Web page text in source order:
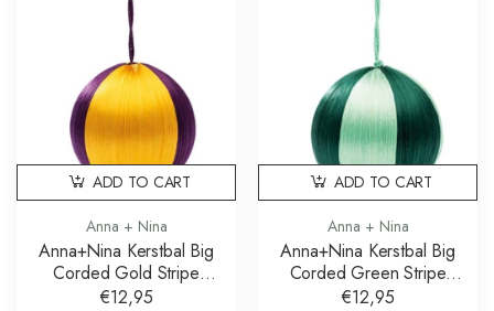
Anna + Nina
Anna+Nina Kerstbal Big
Corded Gold Stripe
Ornament
€12,95
ADD TO CART
Anna + Nina
Anna+Nina Kerstbal Big
Corded Green Stripe
Ornament
€12,95
ADD TO CART